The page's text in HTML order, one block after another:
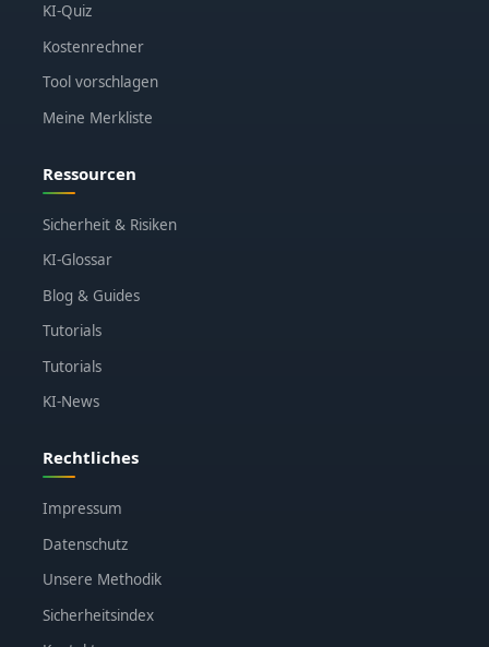
KI-Quiz
Kostenrechner
Tool vorschlagen
Meine Merkliste
Ressourcen
Sicherheit & Risiken
KI-Glossar
Blog & Guides
Tutorials
Tutorials
KI-News
Rechtliches
Impressum
Datenschutz
Unsere Methodik
Sicherheitsindex